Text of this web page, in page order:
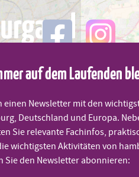
MENÜ
AsylbLG
auf dem Laufenden
Newsletter mit den
Deutschland und Europa.
Sie relevante Fachinfos,
wichtigsten Aktivitäten von
Sie den Newsletter abonnieren: